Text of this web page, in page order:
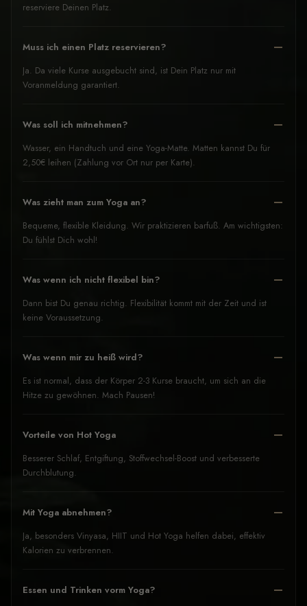
reserviere Deinen Platz.
Muss ich einen Platz reservieren?
Ja. Da viele Kurse ausgebucht sind, ist Dein Platz nur mit
Voranmeldung garantiert.
Was soll ich mitnehmen?
Wasser, ein Handtuch und eine Yoga-Matte. Matten kannst Du für
2,50€ leihen (Zahlung vor Ort nur per Karte).
Was zieht man zum Yoga an?
Bequeme, flexible Kleidung. Wir praktizieren barfuß. Am wichtigsten:
Du fühlst Dich wohl!
Was wenn ich nicht flexibel bin?
Dann bist Du genau richtig. Flexibilität kommt mit der Zeit und ist
keine Voraussetzung.
Was wenn mir zu heiß wird?
Es ist normal, dass der Körper 2-3 Kurse braucht, um sich an die
Hitze zu gewöhnen. Mach Pausen!
Vorteile von Hot Yoga
Besserer Schlaf, Entgiftung, Stoffwechsel-Boost und verbesserte
Durchblutung.
Mit Yoga abnehmen?
Ja, besonders Vinyasa, HIIT und Hot Yoga helfen dabei, effektiv
Kalorien zu verbrennen.
Essen und Trinken vorm Yoga?